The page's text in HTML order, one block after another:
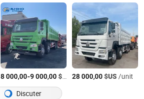
8 000,00-9 000,00$US /Pièce
28 000,00$US/unit
Discuter